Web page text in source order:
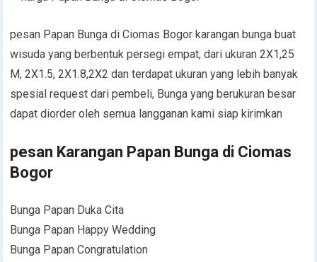
pesan Papan Bunga di Ciomas Bogor karangan bunga buat
wisuda yang berbentuk persegi empat, dari ukuran 2X1,25
M, 2X1.5, 2X1.8,2X2 dan terdapat ukuran yang lebih banyak
spesial request dari pembeli, Bunga yang berukuran besar
dapat diorder oleh semua langganan kami siap kirimkan
pesan Karangan Papan Bunga di Ciomas
Bogor
Bunga Papan Duka Cita
Bunga Papan Happy Wedding
Bunga Papan Congratulation